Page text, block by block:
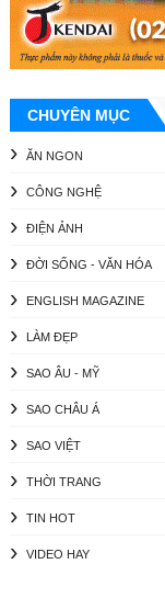
CHUYÊN MỤC
ĂN NGON
CÔNG NGHỆ
ĐIỆN ẢNH
ĐỜI SỐNG - VĂN HÓA
ENGLISH MAGAZINE
LÀM ĐẸP
SAO ÂU - MỸ
SAO CHÂU Á
SAO VIỆT
THỜI TRANG
TIN HOT
VIDEO HAY